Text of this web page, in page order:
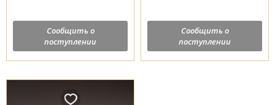
Сообщить о
поступлении
Сообщить о
поступлении